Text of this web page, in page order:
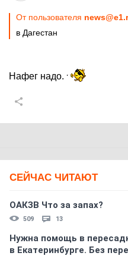
От пользователя
в Дагестан
Нафег надо.
СЕЙЧАС ЧИТАЮТ
ОАКЗВ Что за запах?
509 13
Нужна помощь в
в Екатеринбурге. Без